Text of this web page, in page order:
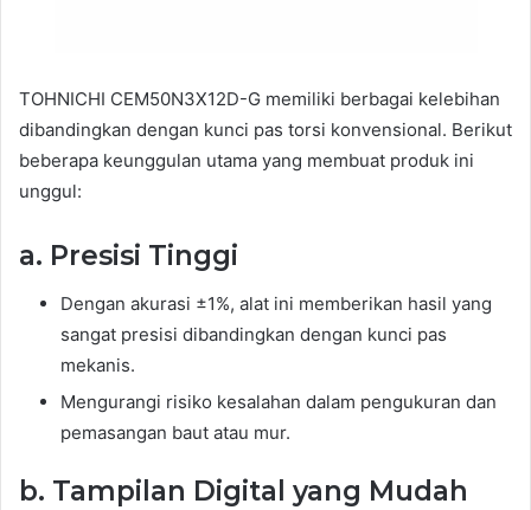
TOHNICHI CEM50N3X12D-G memiliki berbagai kelebihan
dibandingkan dengan kunci pas torsi konvensional. Berikut
beberapa keunggulan utama yang membuat produk ini
unggul:
a. Presisi Tinggi
Dengan akurasi ±1%, alat ini memberikan hasil yang
sangat presisi dibandingkan dengan kunci pas
mekanis.
Mengurangi risiko kesalahan dalam pengukuran dan
pemasangan baut atau mur.
b. Tampilan Digital yang Mudah